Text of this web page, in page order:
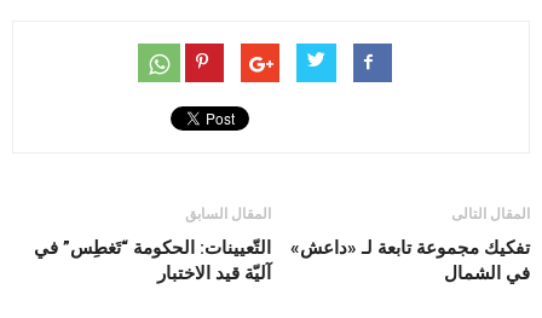
المقال السابق
التّعيينات: الحكومة “تَغطِس” في
آليّة قيد الاختبار
المقال التالى
تفكيك مجموعة تابعة لـ «داعش»
في الشمال